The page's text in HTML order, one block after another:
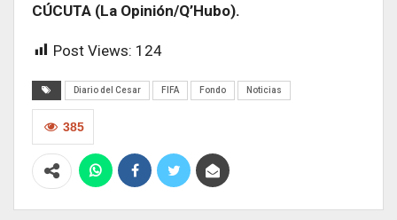
CÚCUTA (La Opinión/Q’Hubo).
Post Views: 124
Diario del Cesar FIFA Fondo Noticias
385